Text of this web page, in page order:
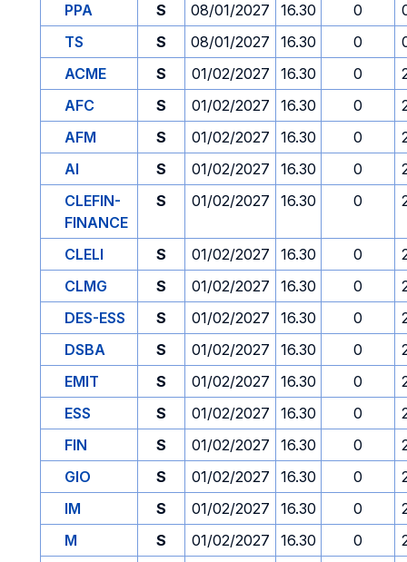
PPA
S 08/01/2027 16.30 0
TS
S 08/01/2027 16.30 0
ACME
S 01/02/2027 16.30 0
AFC
S 01/02/2027 16.30 0
AFM
S 01/02/2027 16.30 0
AI
S 01/02/2027 16.30 0
CLEFIN-
FINANCE
S 01/02/2027 16.30 0
CLELI S 01/02/2027 16.30 0
CLMG
S 01/02/2027 16.30 0
DES-ESS
S 01/02/2027 16.30 0
DSBA
S 01/02/2027 16.30 0
EMIT
S 01/02/2027 16.30 0
ESS
S 01/02/2027 16.30 0
FIN
S 01/02/2027 16.30 0
GIO
S 01/02/2027 16.30 0
IM
S 01/02/2027 16.30 0
M
S 01/02/2027 16.30 0